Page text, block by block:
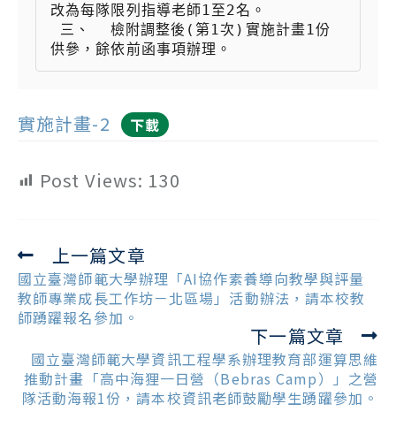
改為每隊限列指導老師1至2名。
供參，餘依前函事項辦理。
實施計畫-2 下載
Post Views: 130
Read
more
articles
上一篇文章
國立臺灣師範大學辦理「AI協作素養導向教學與評量
教師專業成長工作坊－北區場」活動辦法，請本校教
師踴躍報名參加。
下一篇文章
國立臺灣師範大學資訊工程學系辦理教育部運算思維
推動計畫「高中海狸一日營（Bebras Camp）」之營
隊活動海報1份，請本校資訊老師鼓勵學生踴躍參加。